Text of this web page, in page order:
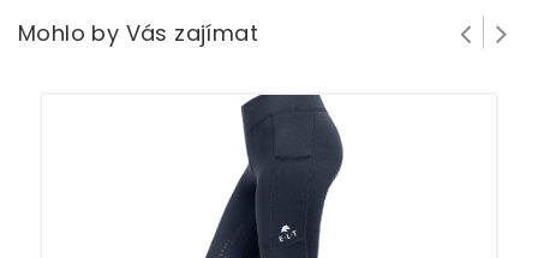
Mohlo by Vás zajímat